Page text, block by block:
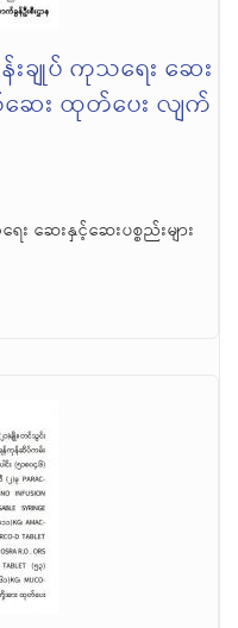
းချုပ် ကုသရေး ဆေး
စ်ဆေး ထုတ်ပေး လျက်
ဆေးနှင့်ဆေးပစ္စည်းများ